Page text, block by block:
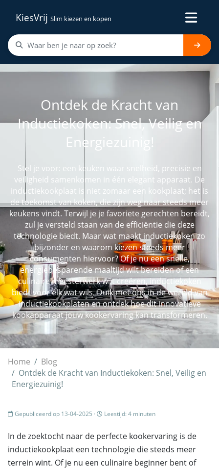
KiesVrij Slim kiezen en kopen
Ontdek de Kracht van
Inductiekoken: Snel, Veilig en
Energiezuinig!
Stel je voor: een keuken waar snelheid, precisie en
veiligheid samenkomen in één elegant apparaat. De
inductiekookplaat is niet zomaar een kookplaat; het is
de toekomst van koken, die zijn weg naar steeds meer
keukens vindt. Terwijl je je favoriete gerechten bereidt,
zul je versteld staan van de efficiëntie die deze
technologie biedt. Maar wat maakt inductiekoken zo
bijzonder en waarom kiezen steeds meer
consumenten hiervoor? Of je nu een snelle,
energiebesparende maaltijd wilt bereiden of een
culinaire meesterwerk wilt creëren, inductiekoken
biedt voor elk wat wils. Duik met ons in de wereld van
inductiekookplaten en ontdek hoe dit innovatieve
kookapparaat jouw kookervaring kan transformeren.
Home
Blog
Ontdek de Kracht van Inductiekoken: Snel, Veilig en
Energiezuinig!
Gepubliceerd op 13-04-2025 · Leestijd: 4 minuten
In de zoektocht naar de perfecte kookervaring is de
inductiekookplaat een technologie die steeds meer
terrein wint. Of je nu een culinaire beginner bent of